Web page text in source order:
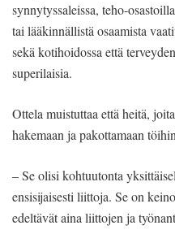
synnytyssaleissa, teho-
tai lääkinnällistä osaamista
sekä kotihoidossa että
superilaisia.
Ottela muistuttaa että heitä,
hakemaan ja pakottamaan
– Se olisi kohtuutonta
ensisijaisesti liittoja. Se on
edeltävät aina liittojen ja